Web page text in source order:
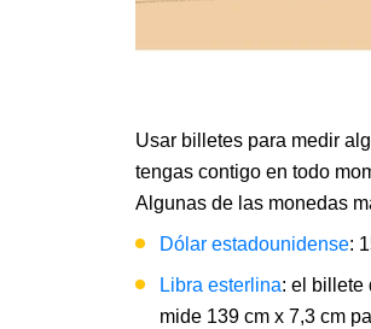
Usar billetes para medir
tengas contigo en todo
Algunas de las monedas
Dólar estadounidense:
Libra esterlina: el billete
mide 139 cm x 7,3 cm